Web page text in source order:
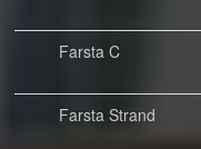
Farsta C
Farsta Strand